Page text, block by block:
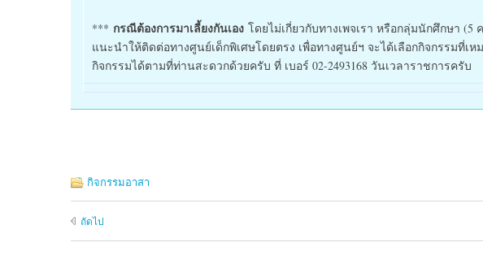
*** กรณีต้องการมาเลี้ยงกันเอง โดยไม่เกี่ยวกับทางเพจเรา หรือกลุ่มนักศึกษา
แนะนำให้ติดต่อทางศูนย์เด็กพิเศษโดยตรง เพื่อทางศูนย์ฯ จะได้เลือกกิจกรรมที่เ
กิจกรรมได้ตามที่ท่านสะดวกด้วยครับ ที่ เบอร์ 02-2493168 วันเวลาราชการครับ
กิจกรรมอาสา
ถัดไป